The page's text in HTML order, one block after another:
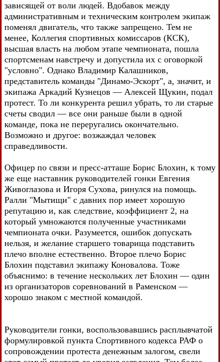
зависящей от воли людей. Вдобавок между
административным и техническим контролем экипаж
поменял двигатель, что также запрещено. Тем не
менее, Коллегия спортивных комиссаров (КСК),
высшая власть на любом этапе чемпионата, пошла
спортсменам навстречу и допустила их с оговоркой
"условно". Однако Владимир Калашников,
представитель команды "Динамо-Эскорт", а, значит, и
экипажа Аркадий Кузнецов — Алексей Щукин, подал
протест. То ли конкурента решил убрать, то ли старые
счеты сводил — все они раньше были в одной
команде, пока не переругались окончательно.
Возможно и другое: возжаждал человек
справедливости.
Офицер по связи и пресс-атташе Борис Блохин, к тому
же еще наставник руководителей гонки Евгения
Живоглазова и Игоря Сухова, ринулся на помощь.
Ралли "Мытищи" с давних пор имеет хорошую
репутацию и, как следствие, коэффициент 2, на
который умножаются полученные участниками
чемпионата очки. Разумеется, ошибок допускать
нельзя, и желание старшего товарища подставить
плечо вполне естественно. Второе плечо Борис
Блохин подставил экипажу Коновалова. Тоже
объяснимо: в течение нескольких лет Блохин — один
из организаторов соревнований в Раменском —
хорошо знаком с местной командой.
Руководители гонки, воспользовавшись расплывчатой
формулировкой пункта Спортивного кодекса РАФ о
сопровождении протеста денежным залогом, свели